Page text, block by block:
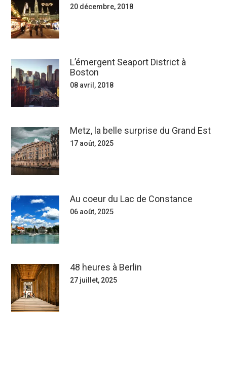
20 décembre, 2018
L’émergent Seaport District à
Boston
08 avril, 2018
Metz, la belle surprise du Grand Est
17 août, 2025
Au coeur du Lac de Constance
06 août, 2025
48 heures à Berlin
27 juillet, 2025